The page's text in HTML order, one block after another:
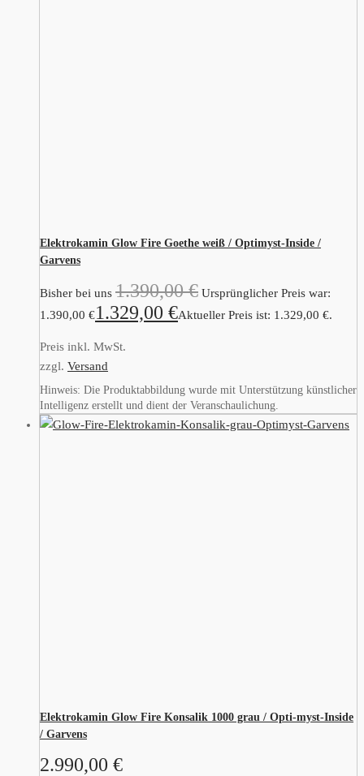
Elektrokamin Glow Fire Goethe weiß / Optimyst-Inside /
Garvens
Bisher bei uns 1.390,00€ Ursprünglicher Preis war:
1.390,00 €1.329,00 €Aktueller Preis ist: 1.329,00 €.
Preis inkl. MwSt.
zzgl. Versand
Hinweis: Die Produktabbildung wurde mit Unterstützung künstlicher
Intelligenz erstellt und dient der Veranschaulichung.
Elektrokamin Glow Fire Konsalik 1000 grau / Opti-myst-Inside
/ Garvens
2.990,00 €